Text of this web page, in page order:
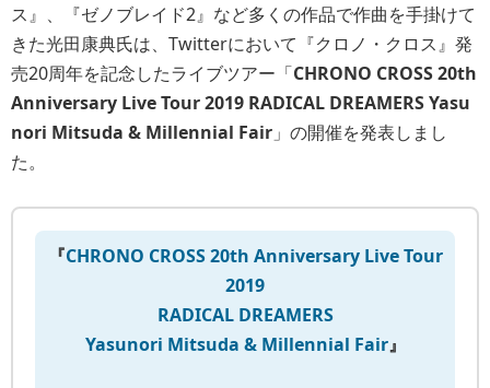
ス』、『ゼノブレイド2』など多くの作品で作曲を手掛けて
きた光田康典氏は、Twitterにおいて『クロノ・クロス』発
売20周年を記念したライブツアー「CHRONO CROSS 20th
Anniversary Live Tour 2019 RADICAL DREAMERS Yasu
nori Mitsuda & Millennial Fair 」の開催を発表しまし
た。
『CHRONO CROSS 20th Anniversary Live Tour
2019
RADICAL DREAMERS
Yasunori Mitsuda & Millennial Fair』